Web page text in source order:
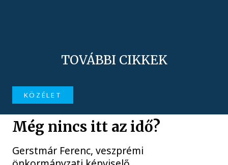
TOVÁBBI CIKKEK
KÖZÉLET
Még nincs itt az idő?
Gerstmár Ferenc, veszprémi